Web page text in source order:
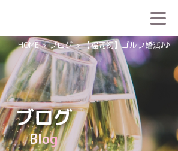
ブログ
Blog
HOME>ブログ>【福岡初】ゴルフ婚活♪♪